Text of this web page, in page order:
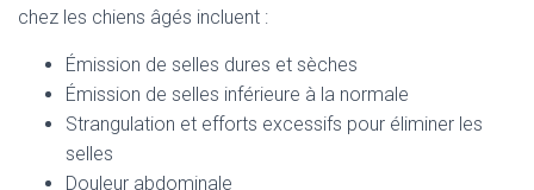
chez les chiens âgés incluent :
Émission de selles dures et sèches
Émission de selles inférieure à la normale
Strangulation et efforts excessifs pour éliminer les
selles
Douleur abdominale